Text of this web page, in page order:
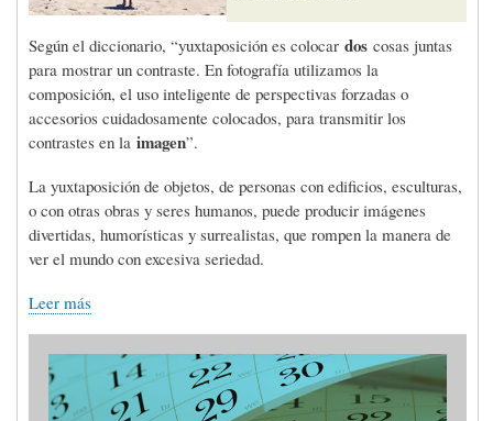
Según el diccionario, “yuxtaposición es colocar dos cosas juntas
para mostrar un contraste. En fotografía utilizamos la
composición, el uso inteligente de perspectivas forzadas o
accesorios cuidadosamente colocados, para transmitir los
contrastes en la imagen”.
La yuxtaposición de objetos, de personas con edificios, esculturas,
o con otras obras y seres humanos, puede producir imágenes
divertidas, humorísticas y surrealistas, que rompen la manera de
ver el mundo con excesiva seriedad.
Leer más